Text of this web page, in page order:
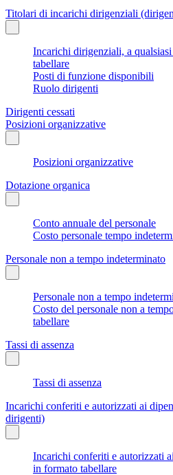
Titolari di incarichi dirigenziali
Incarichi dirigenziali, a
tabellare
Posti di funzione disponibili
Ruolo dirigenti
Dirigenti cessati
Posizioni organizzative
Posizioni organizzative
Dotazione organica
Conto annuale del personale
Costo personale tempo
Personale non a tempo indeterminato
Personale non a tempo
Costo del personale non a
tabellare
Tassi di assenza
Tassi di assenza
Incarichi conferiti e autorizzati ai
dirigenti)
Incarichi conferiti e autorizzati
in formato tabellare